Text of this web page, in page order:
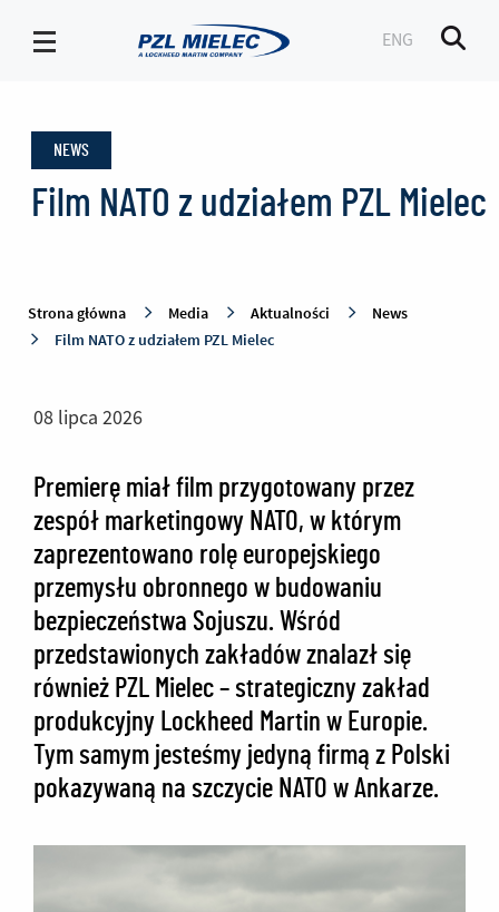
Mielec
ENG
NEWS
Film NATO z udziałem PZL Mielec
Strona główna Media Aktualności
News
Film NATO z udziałem PZL Mielec
08 lipca 2026
Premierę miał film przygotowany przez
zespół marketingowy NATO, w którym
zaprezentowano rolę europejskiego
przemysłu obronnego w budowaniu
bezpieczeństwa Sojuszu. Wśród
przedstawionych zakładów znalazł się
również PZL Mielec – strategiczny zakład
produkcyjny Lockheed Martin w Europie.
Tym samym jesteśmy jedyną firmą z Polski
pokazywaną na szczycie NATO w Ankarze.